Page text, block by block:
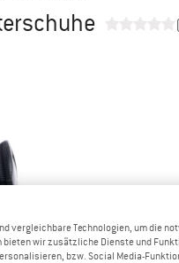
vergleichbare Technologien, um die
bieten wir zusätzliche Dienste und
bzw. Social Media-